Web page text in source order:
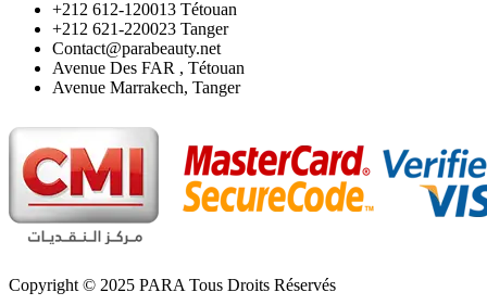
‪+212 612-120013 Tétouan
‪+212 621-220023 Tanger
Contact@parabeauty.net
Avenue Des FAR , Tétouan
Avenue Marrakech, Tanger
Copyright © 2025 PARA Tous Droits Réservés